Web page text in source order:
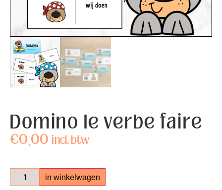
Domino le verbe faire
€0,00 incl. btw
in winkelwagen